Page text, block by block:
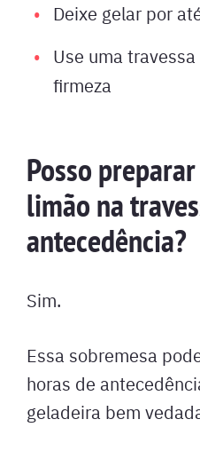
Deixe gelar por
Use uma
firmeza
Posso
limão na
antecedência?
Sim.
Essa sobremesa
horas de
geladeira bem